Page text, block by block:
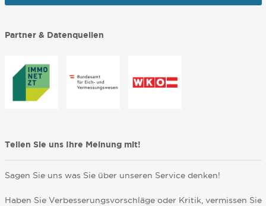
Partner & Datenquellen
Teilen Sie uns Ihre Meinung mit!
Sagen Sie uns was Sie über unseren Service denken!
Haben Sie Verbesserungsvorschläge oder Kritik, vermissen Sie